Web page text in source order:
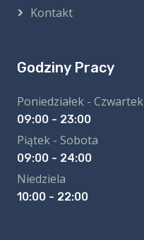
Kontakt
Godziny Pracy
Poniedziałek - Czwartek
09:00 - 23:00
Piątek - Sobota
09:00 - 24:00
Niedziela
10:00 - 22:00